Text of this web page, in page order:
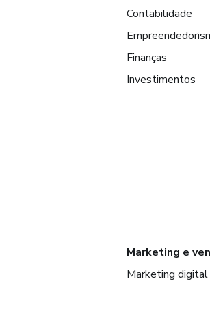
Contabilidade
Finanças
Investimentos
Marketing e
Marketing digital